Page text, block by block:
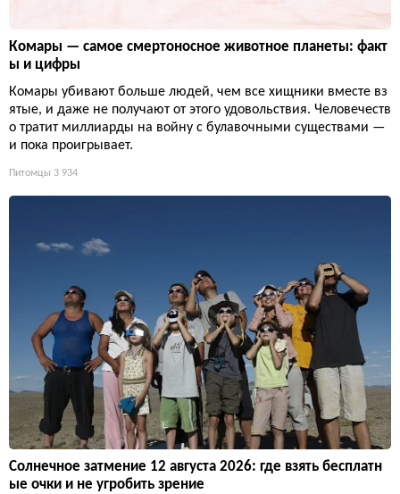
Комары — самое смертоносное животное планеты: факт
ы и цифры
Комары убивают больше людей, чем все хищники вместе вз
ятые, и даже не получают от этого удовольствия. Человечеств
о тратит миллиарды на войну с булавочными существами —
и пока проигрывает.
Питомцы 3 934
Солнечное затмение 12 августа 2026: где взять бесплатн
ые очки и не угробить зрение